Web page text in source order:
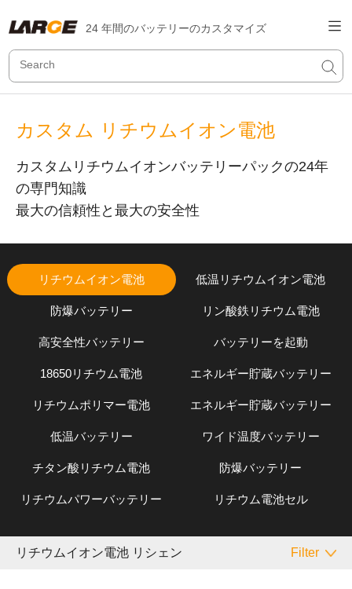
24 年間のバッテリーのカスタマイズ
カスタム リチウムイオン電池
カスタムリチウムイオンバッテリーパックの24年
の専門知識
最大の信頼性と最大の安全性
リチウムイオン電池 低温リチウムイオン電池
防爆バッテリー リン酸鉄リチウム電池
高安全性バッテリー バッテリーを起動
18650リチウム電池 エネルギー貯蔵バッテリー
リチウムポリマー電池 エネルギー貯蔵バッテリー
低温バッテリー ワイド温度バッテリー
チタン酸リチウム電池 防爆バッテリー
リチウムパワーバッテリー リチウム電池セル
リチウムイオン電池 リシェン Filter